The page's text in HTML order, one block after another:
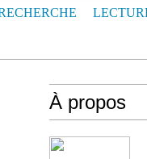
À propos